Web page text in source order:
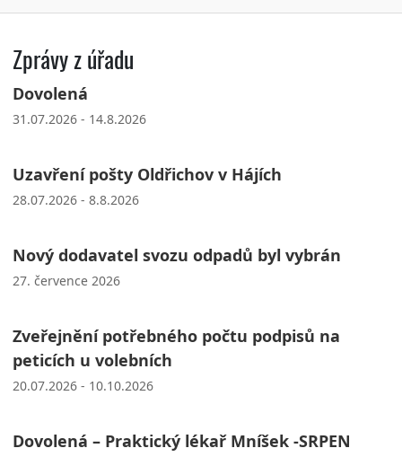
Zprávy z úřadu
Dovolená
31.07.2026 - 14.8.2026
Uzavření pošty Oldřichov v Hájích
28.07.2026 - 8.8.2026
Nový dodavatel svozu odpadů byl vybrán
27. července 2026
Zveřejnění potřebného počtu podpisů na
peticích u volebních
20.07.2026 - 10.10.2026
Dovolená – Praktický lékař Mníšek -SRPEN